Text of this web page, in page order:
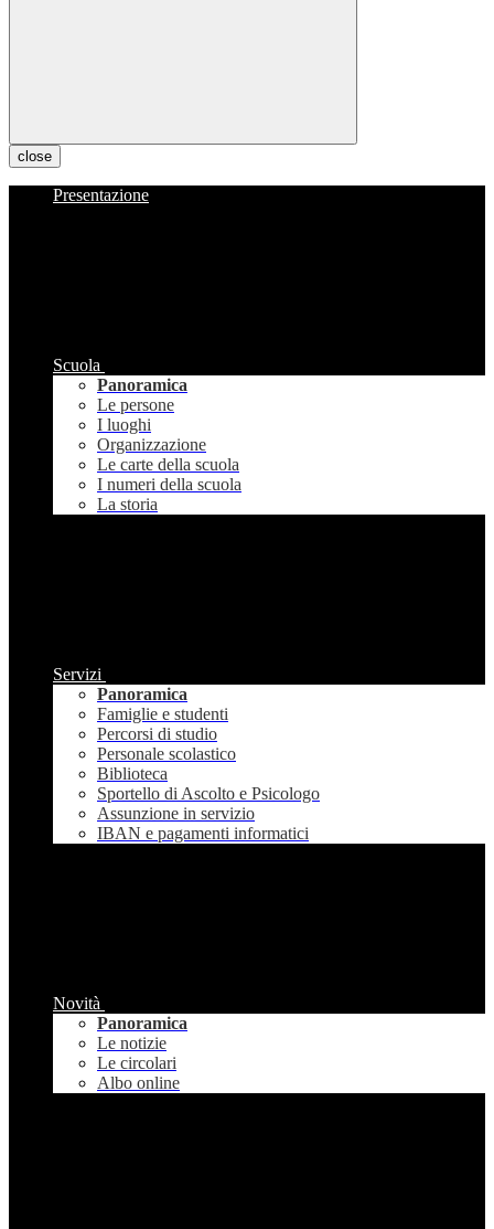
close
Presentazione
Scuola
Panoramica
Le persone
I luoghi
Organizzazione
Le carte della scuola
I numeri della scuola
La storia
Servizi
Panoramica
Famiglie e studenti
Percorsi di studio
Personale scolastico
Biblioteca
Sportello di Ascolto e Psicologo
Assunzione in servizio
IBAN e pagamenti informatici
Novità
Panoramica
Le notizie
Le circolari
Albo online